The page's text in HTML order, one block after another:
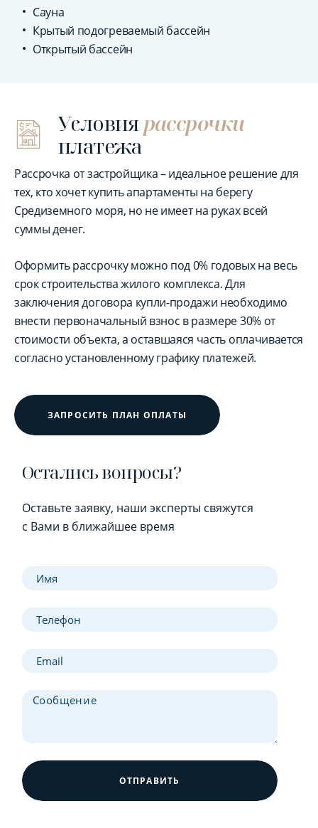
Сауна
Крытый подогреваемый бассейн
Открытый бассейн
Условиярассрочки
платежа
Рассрочка от застройщика – идеальное решение для
тех, кто хочет купить апартаменты на берегу
Средиземного моря, но не имеет на руках всей
суммы денег.
Оформить рассрочку можно под 0% годовых на весь
срок строительства жилого комплекса. Для
заключения договора купли-продажи необходимо
внести первоначальный взнос в размере 30% от
стоимости объекта, а оставшаяся часть оплачивается
согласно установленному графику платежей.
ЗАПРОСИТЬ ПЛАН ОПЛАТЫ
Остались вопросы?
Оставьте заявку, наши эксперты свяжутся
с Вами в ближайшее время
ОТПРАВИТЬ